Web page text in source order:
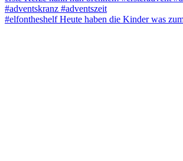
#elfontheshelf Heute haben die Kinder was